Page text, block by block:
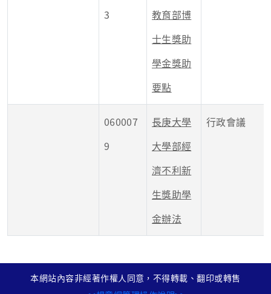
3
教育部博
士生獎助
學金獎助
要點
060007
9
長庚大學
大學部經
濟不利新
生獎助學
金辦法
行政會議
本網站內容非經著作權人同意，不得轉載、翻印或轉售